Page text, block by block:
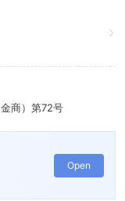
商）第72号
Open